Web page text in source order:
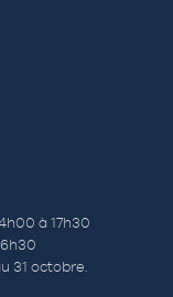
à 17h30
31 octobre.